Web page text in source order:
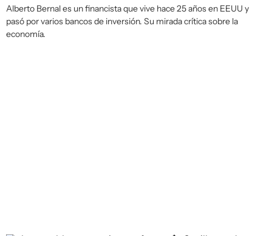
Alberto Bernal es un financista que vive hace 25 años en EEUU y
pasó por varios bancos de inversión. Su mirada crítica sobre la
economía.